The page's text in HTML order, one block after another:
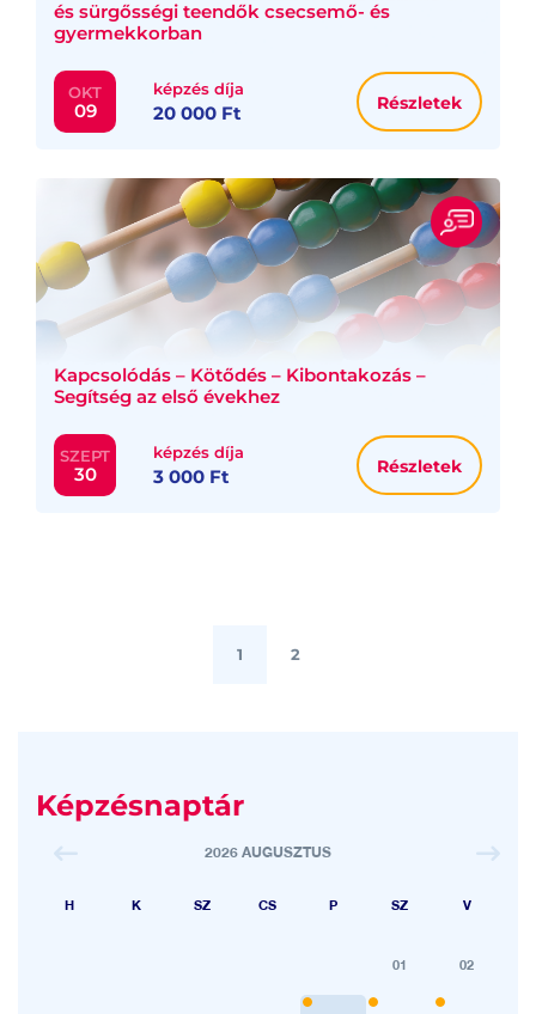
és sürgősségi teendők csecsemő- és
gyermekkorban
OKT
09
képzés díja
20 000 Ft Részletek
Kapcsolódás – Kötődés – Kibontakozás –
Segítség az első évekhez
SZEPT
30
képzés díja
3 000 Ft Részletek
1 2
Képzésnaptár
2026 AUGUSZTUS
H K SZ CS P SZ V
01 02